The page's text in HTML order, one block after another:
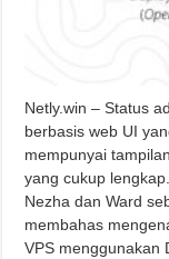
Netly.win – Status
berbasis web UI
mempunyai
yang cukup
Nezha dan Ward
membahas
VPS menggunakan